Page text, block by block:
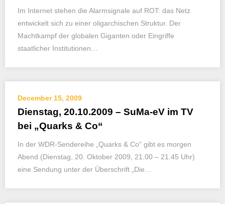
Im Internet stehen die Alarmsignale auf ROT: das Netz
entwickelt sich zu einer oligarchischen Struktur. Der
Machtkampf der globalen Giganten oder Eingriffe
staatlicher Institutionen…
December 15, 2009
Dienstag, 20.10.2009 – SuMa-eV im TV
bei „Quarks & Co“
In der WDR-Sendereihe „Quarks & Co“ gibt es morgen
Abend (Dienstag, 20. Oktober 2009, 21.00 – 21.45 Uhr)
eine Sendung unter der Überschrift „Die…